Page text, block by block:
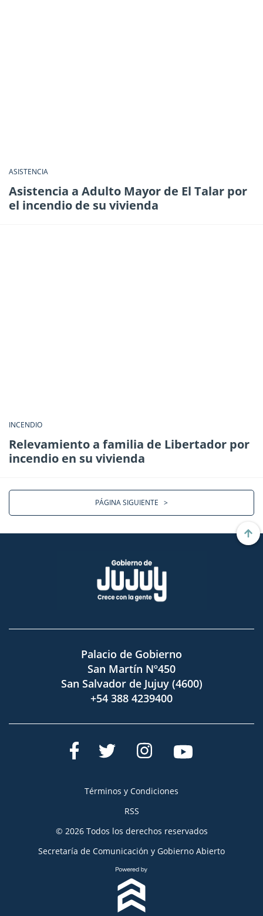
ASISTENCIA
Asistencia a Adulto Mayor de El Talar por
el incendio de su vivienda
INCENDIO
Relevamiento a familia de Libertador por
incendio en su vivienda
PÁGINA SIGUIENTE >
Palacio de Gobierno
San Martín Nº450
San Salvador de Jujuy (4600)
+54 388 4239400
Términos y Condiciones
RSS
© 2026 Todos los derechos reservados
Secretaría de Comunicación y Gobierno Abierto